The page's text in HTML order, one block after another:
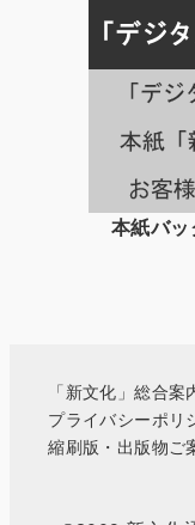
本紙バ
「新文化」総合案
プライバシーポリ
縮刷版・出版物ご